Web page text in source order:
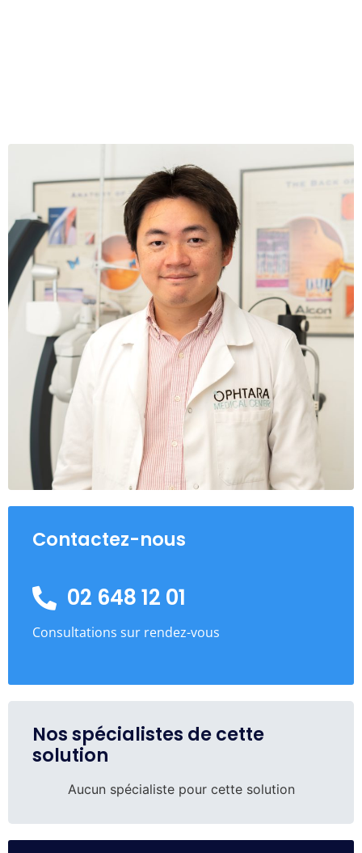
Contactez-nous
02 648 12 01
Consultations sur rendez-vous
Nos spécialistes de cette
solution
Aucun spécialiste pour cette solution